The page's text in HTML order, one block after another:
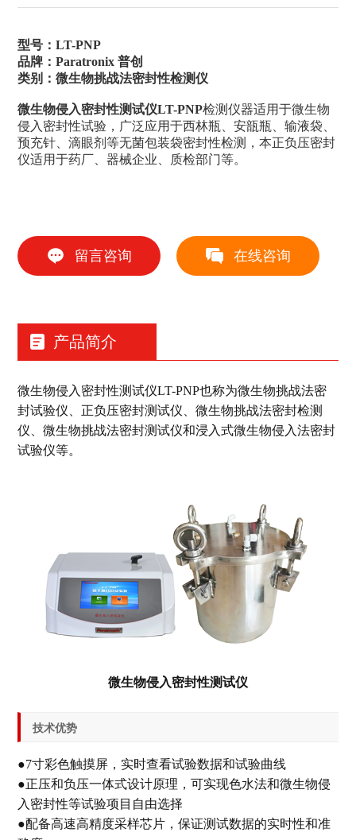
型号：LT-PNP
品牌：Paratronix 普创
类别：微生物挑战法密封性检测仪
微生物侵入密封性测试仪LT-PNP检测仪器适用于微生物
侵入密封性试验，广泛应用于西林瓶、安瓿瓶、输液袋、
预充针、滴眼剂等无菌包装袋密封性检测，本正负压密封
仪适用于药厂、器械企业、质检部门等。
留言咨询 在线咨询
产品简介
微生物侵入密封性测试仪LT-PNP也称为微生物挑战法密
封试验仪、正负压密封测试仪、微生物挑战法密封检测
仪、微生物挑战法密封测试仪和浸入式微生物侵入法密封
试验仪等。
微生物侵入密封性测试仪
技术优势
●7寸彩色触摸屏，实时查看试验数据和试验曲线
●正压和负压一体式设计原理，可实现色水法和微生物侵
入密封性等试验项目自由选择
●配备高速高精度采样芯片，保证测试数据的实时性和准